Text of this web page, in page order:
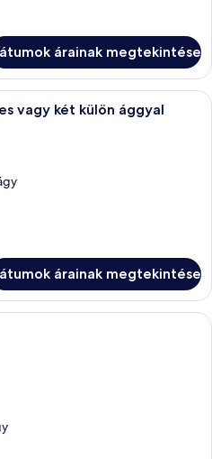
árainak megtekintése
Egy szállodai szoba, amelyben egy
vagy két külön ággyal
árainak megtekintése
Egy szállodai szoba, amelyben